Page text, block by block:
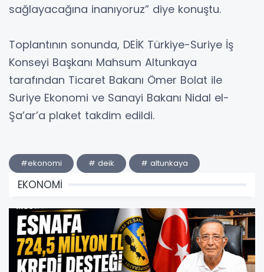
sağlayacağına inanıyoruz” diye konuştu.
Toplantının sonunda, DEİK Türkiye-Suriye İş
Konseyi Başkanı Mahsum Altunkaya
tarafından Ticaret Bakanı Ömer Bolat ile
Suriye Ekonomi ve Sanayi Bakanı Nidal el-
Şa’ar’a plaket takdim edildi.
#ekonomi # deik # altunkaya
EKONOMİ